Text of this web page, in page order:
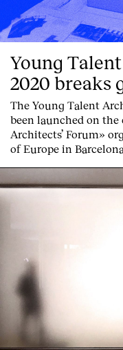
Young
2020 breaks
The Young Talent
been launched on the
Architects’ Forum»
of Europe in